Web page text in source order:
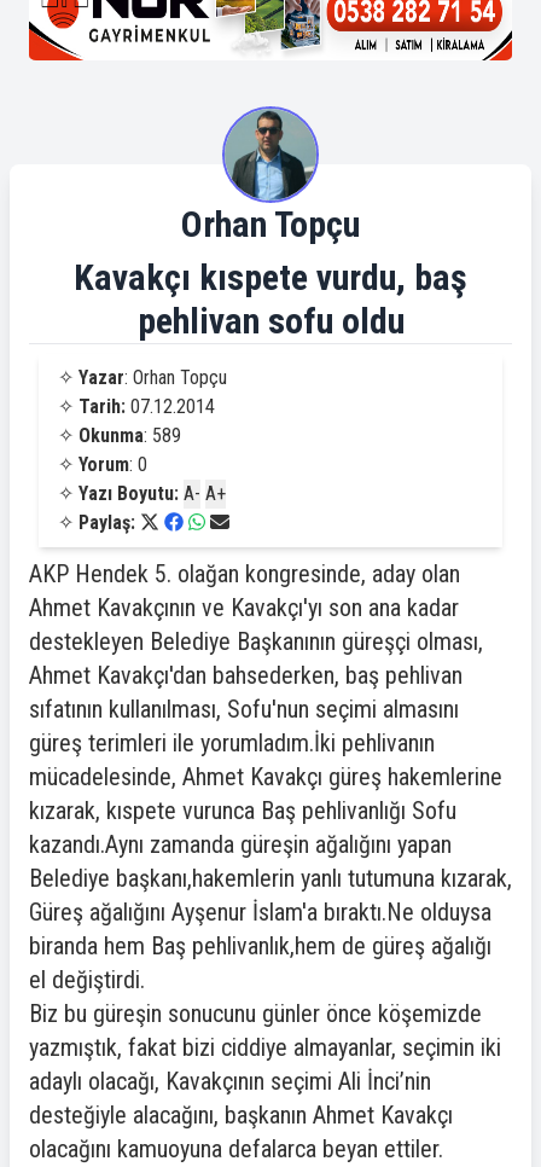
Orhan Topçu
Kavakçı kıspete vurdu, baş
pehlivan sofu oldu
✧ Yazar: Orhan Topçu
✧ Tarih: 07.12.2014
✧ Okunma: 589
✧ Yorum: 0
✧ Yazı Boyutu: A- A+
✧ Paylaş:
AKP Hendek 5. olağan kongresinde, aday olan
Ahmet Kavakçının ve Kavakçı'yı son ana kadar
destekleyen Belediye Başkanının güreşçi olması,
Ahmet Kavakçı'dan bahsederken, baş pehlivan
sıfatının kullanılması, Sofu'nun seçimi almasını
güreş terimleri ile yorumladım.İki pehlivanın
mücadelesinde, Ahmet Kavakçı güreş hakemlerine
kızarak, kıspete vurunca Baş pehlivanlığı Sofu
kazandı.Aynı zamanda güreşin ağalığını yapan
Belediye başkanı,hakemlerin yanlı tutumuna kızarak,
Güreş ağalığını Ayşenur İslam'a bıraktı.Ne olduysa
biranda hem Baş pehlivanlık,hem de güreş ağalığı
el değiştirdi.
Biz bu güreşin sonucunu günler önce köşemizde
yazmıştık, fakat bizi ciddiye almayanlar, seçimin iki
adaylı olacağı, Kavakçının seçimi Ali İnci’nin
desteğiyle alacağını, başkanın Ahmet Kavakçı
olacağını kamuoyuna defalarca beyan ettiler.